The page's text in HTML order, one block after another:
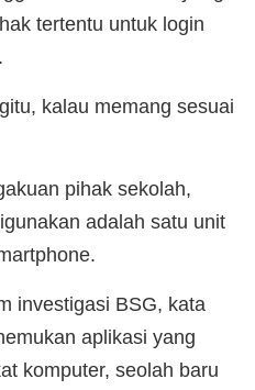
tertentu untuk login
kalau memang sesuai
pihak sekolah,
adalah satu unit
investigasi BSG, kata
aplikasi yang
komputer, seolah baru